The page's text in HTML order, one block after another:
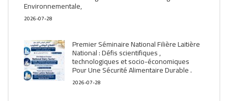
Environnementale,
2026-07-28
Premier Séminaire National Filière Laitière
National : Défis scientifiques ,
technologiques et socio-économiques
Pour Une Sécurité Alimentaire Durable .
2026-07-28